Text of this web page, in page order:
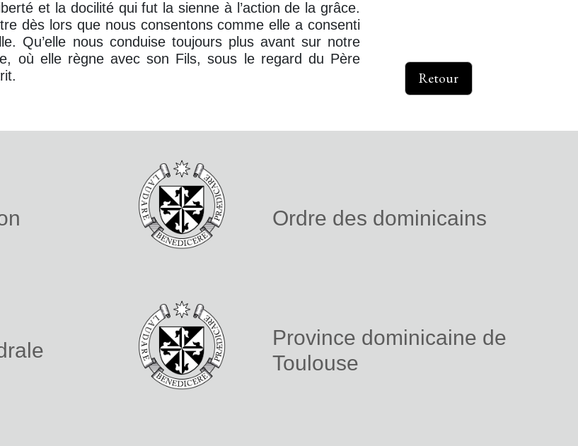
et la docilité qui fut la sienne à l’action de la grâce.
dès lors que nous consentons comme elle a consenti
Qu’elle nous conduise toujours plus avant sur notre
où elle règne avec son Fils, sous le regard du Père
Retour
Ordre des dominicains
Province dominicaine de
Toulouse